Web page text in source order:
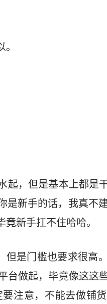
起，但是基本上都是
是新手的话，我真不
新手扛不住哈哈。
但是门槛也要求很高
做起，毕竟像这这
注意，不能去做铺